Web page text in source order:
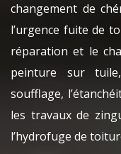
changement de
l’urgence fuite de
réparation et le
peinture sur
soufflage,
les travaux de
l’hydrofuge de